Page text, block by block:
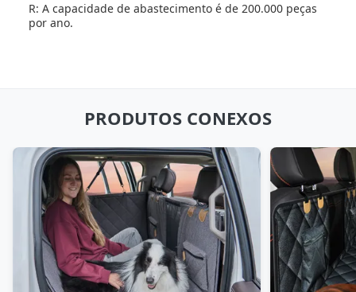
R: A capacidade de abastecimento é de 200.000 peças
por ano.
PRODUTOS CONEXOS